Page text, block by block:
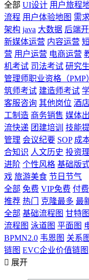
全部 UI设计 用户旅程
流程 用户体验地图 需
架构 java 大数据 后端
新媒体运营 内容运营
营 用户运营 电商运营
机考试 司法考试 研究
管理师职业资格（PMP
筑师考试 建造师考试
客服咨询 其他岗位 酒
工制造 商务销售 媒体
流快递 团建培训 技能
管理 会议纪要 SOP 成
合知识 人文历史 投资
进阶 个性风格 基础版
戏 旅游美食 节日节气
全部 免费 VIP免费 付费
推荐 热门 克隆最多 最
全部 基础流程图 甘特图
流程图 泳道图 平面图
BPMN2.0 韦恩图 关系图
链图 EVC企业价值链图
 展开